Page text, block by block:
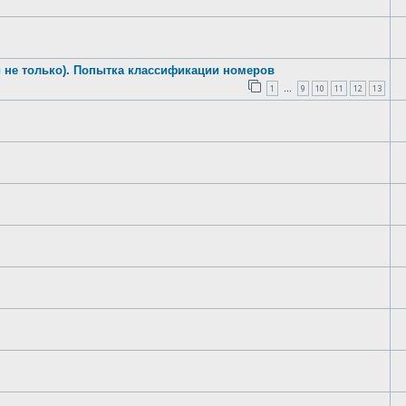
только). Попытка классификации номеров
1 … 9 10 11 12 13